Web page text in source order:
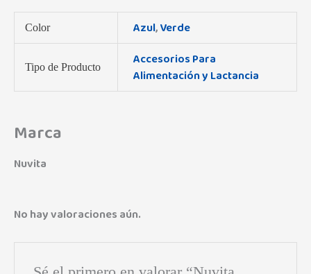
Color Azul,Verde
Tipo de Producto
Accesorios Para
Alimentación y Lactancia
Marca
Nuvita
No hay valoraciones aún.